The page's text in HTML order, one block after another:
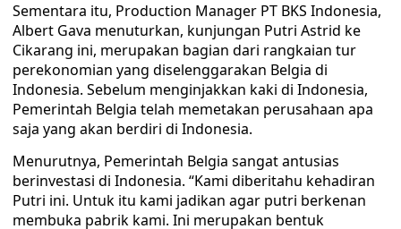
Sementara itu, Production Manager PT BKS Indonesia,
Albert Gava menuturkan, kunjungan Putri Astrid ke
Cikarang ini, merupakan bagian dari rangkaian tur
perekonomian yang diselenggarakan Belgia di
Indonesia. Sebelum menginjakkan kaki di Indonesia,
Pemerintah Belgia telah memetakan perusahaan apa
saja yang akan berdiri di Indonesia.
Menurutnya, Pemerintah Belgia sangat antusias
berinvestasi di Indonesia. “Kami diberitahu kehadiran
Putri ini. Untuk itu kami jadikan agar putri berkenan
membuka pabrik kami. Ini merupakan bentuk